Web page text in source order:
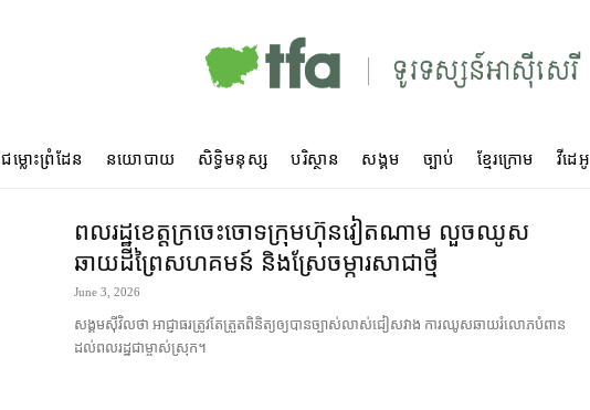
ជម្លោះព្រំដែន នយោបាយ សិទ្ធិមនុស្ស បរិស្ថាន សង្គម ច្បាប់ ខ្មែរក្រោម វីដេអូ
ពលរដ្ឋ​​ខេត្ត​ក្រចេះ​ចោទ​ក្រុមហ៊ុន​វៀតណាម លួច​ឈូស​
ឆាយ​ដី​ព្រៃ​សហគមន៍ និង​ស្រែ​ចម្ការ​សាជាថ្មី
June 3, 2026
សង្គម​ស៊ីវិល​ថា អាជ្ញាធរ​ត្រូវតែ​ត្រួតពិនិត្យ​ឲ្យ​បាន​ច្បាស់លាស់​ជៀសវាង ការ​ឈូស​ឆាយ​រំលោភបំពាន​
ដល់​ពលរដ្ឋ​ជា​ម្ចាស់​ស្រុក។